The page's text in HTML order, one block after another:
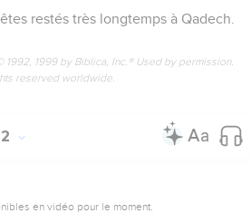
restés très longtemps à Qadech.
1999 by Biblica, Inc.® Used by permission.
reserved worldwide.
2
en vidéo pour le moment.